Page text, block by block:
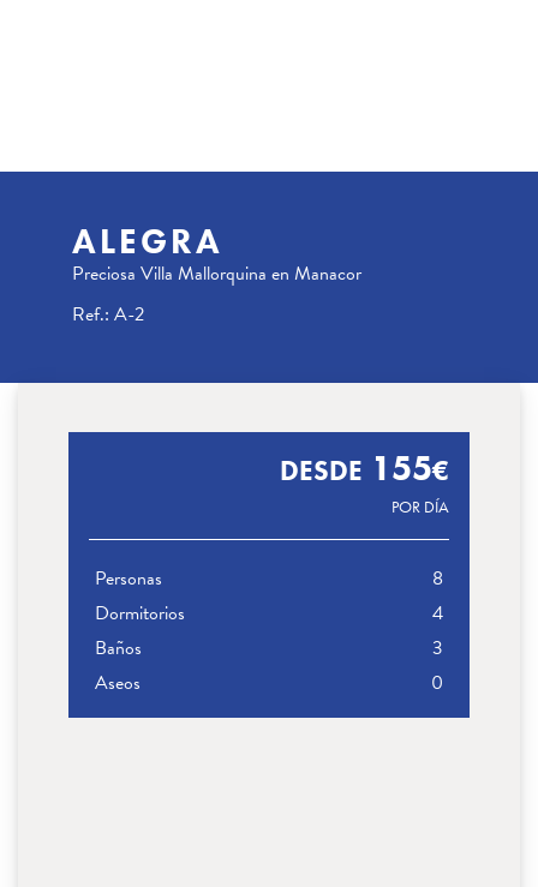
ALEGRA
Preciosa Villa Mallorquina en Manacor
Ref.: A-2
DESDE 155€
POR DÍA
Personas
8
Dormitorios
4
Baños
3
Aseos
0
×